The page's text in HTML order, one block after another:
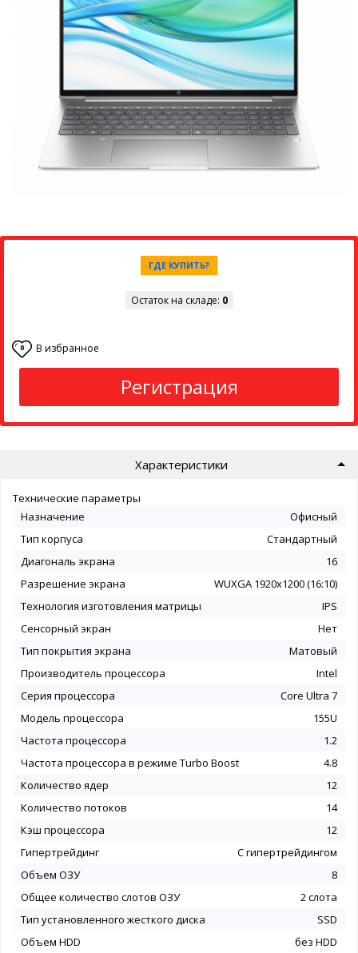
ГДЕ КУПИТЬ?
Остаток на складе: 0
0 В избранное
Регистрация
Характеристики
Технические параметры
Назначение
Офисный
Тип корпуса
Стандартный
Диагональ экрана
16
Разрешение экрана
WUXGA 1920x1200 (16:10)
Технология изготовления матрицы
IPS
Сенсорный экран
Нет
Тип покрытия экрана
Матовый
Производитель процессора
Intel
Серия процессора
Core Ultra 7
Модель процессора
155U
Частота процессора
1.2
Частота процессора в режиме Turbo Boost
4.8
Количество ядер
12
Количество потоков
14
Кэш процессора
12
Гипертрейдинг
С гипертрейдингом
Объем ОЗУ
8
Общее количество слотов ОЗУ
2 слота
Тип установленного жесткого диска
SSD
Объем HDD
без HDD